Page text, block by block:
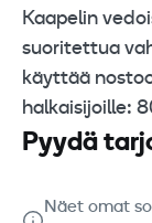
Kaapelin
suoritettua
käyttää
halkaisijoille:
Pyydä
Näet omat